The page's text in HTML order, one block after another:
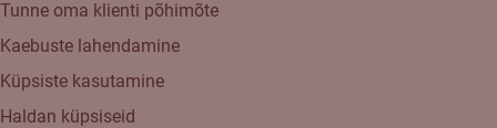
Tunne oma klienti põhimõte
Kaebuste lahendamine
Küpsiste kasutamine
Haldan küpsiseid